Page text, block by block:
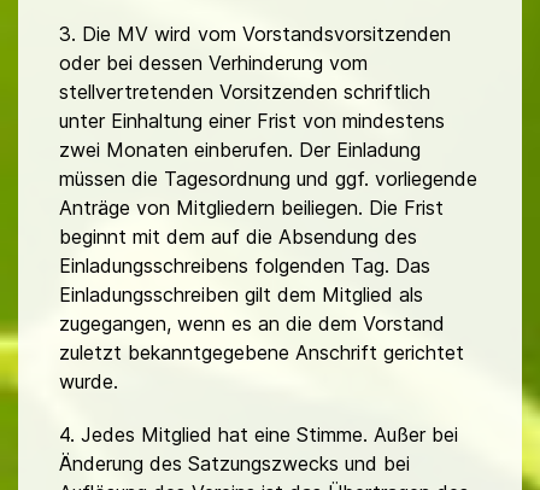
3. Die MV wird vom Vorstandsvorsitzenden
oder bei dessen Verhinderung vom
stellvertretenden Vorsitzenden schriftlich
unter Einhaltung einer Frist von mindestens
zwei Monaten einberufen. Der Einladung
müssen die Tagesordnung und ggf. vorliegende
Anträge von Mitgliedern beiliegen. Die Frist
beginnt mit dem auf die Absendung des
Einladungsschreibens folgenden Tag. Das
Einladungsschreiben gilt dem Mitglied als
zugegangen, wenn es an die dem Vorstand
zuletzt bekanntgegebene Anschrift gerichtet
wurde.
4. Jedes Mitglied hat eine Stimme. Außer bei
Änderung des Satzungszwecks und bei